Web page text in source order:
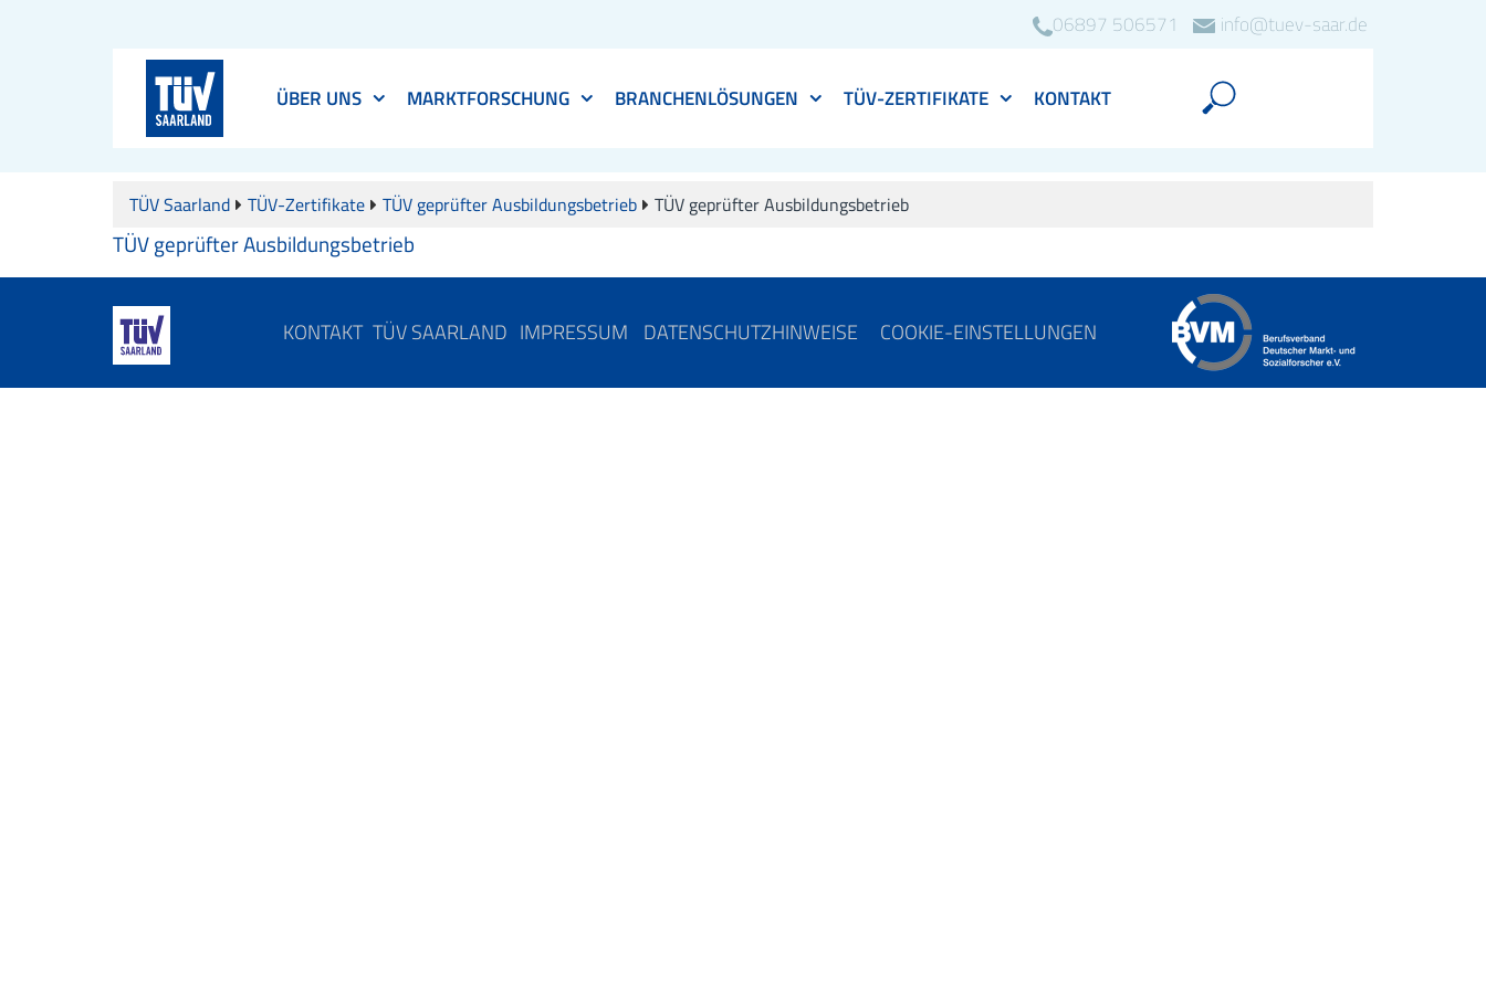
06897 506571 info@tuev-saar.de
ÜBER UNS MARKTFORSCHUNG BRANCHENLÖSUNGEN TÜV-ZERTIFIKATE KONTAKT
TÜV Saarland TÜV-Zertifikate TÜV geprüfter Ausbildungsbetrieb TÜV geprüfter Ausbildungsbetrieb
TÜV geprüfter Ausbildungsbetrieb
KONTAKT TÜV SAARLAND IMPRESSUM DATENSCHUTZHINWEISE COOKIE-EINSTELLUNGEN